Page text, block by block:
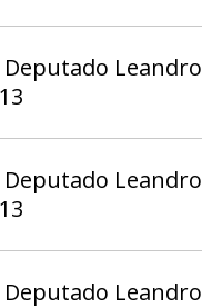
Leandro
Leandro
Leandro